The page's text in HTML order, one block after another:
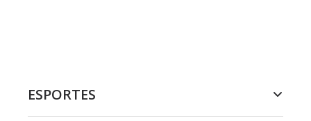
ESPORTES